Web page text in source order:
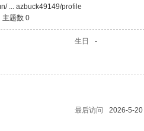
... azbuck49149/profile
主题数 0
生日 -
最后访问
2026-5-